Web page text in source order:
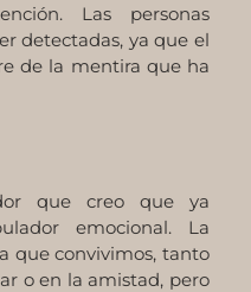
Las personas
detectadas, ya que el
de la mentira que ha
que creo que ya
emocional. La
que convivimos, tanto
o en la amistad, pero